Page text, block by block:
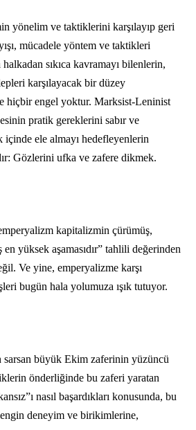
yönelim ve taktiklerini karşılayıp geri
mücadele yöntem ve taktikleri
halkadan sıkıca kavramayı bilenlerin,
karşılayacak bir düzey
hiçbir engel yoktur. Marksist-Leninist
pratik gereklerini sabır ve
içinde ele almayı hedefleyenlerin
Gözlerini ufka ve zafere dikmek.
kapitalizmin çürümüş,
en yüksek aşamasıdır” tahlili değerinden
Ve yine, emperyalizme karşı
bugün hala yolumuza ışık tutuyor.
büyük Ekim zaferinin yüzüncü
önderliğinde bu zaferi yaratan
nasıl başardıkları konusunda, bu
deneyim ve birikimlerine,